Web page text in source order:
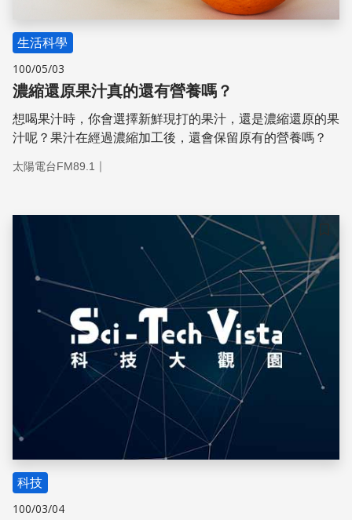
生活科學
100/05/03
濃縮還原果汁真的還有營養嗎？
想喝果汁時，你會選擇新鮮現打的果汁，還是濃縮還原的果
汁呢？果汁在經過濃縮加工後，還會保留原有的營養嗎？
太陽電台FM89.1 ｜
儲存
科技
100/03/04